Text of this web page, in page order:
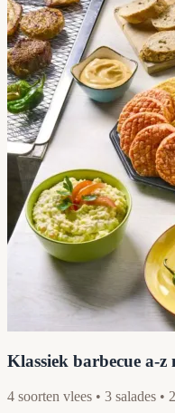
Klassiek barbecue a-z
4 soorten vlees • 3 salades •